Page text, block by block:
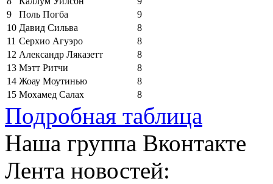
9
Поль Погба
9
10 Давид Сильва
8
11 Серхио Агуэро
8
12 Александр Ляказетт
8
13 Мэтт Ритчи
8
14 Жоау Моутинью
8
15 Мохамед Салах 8
Подробная таблица
Наша группа Вконтакте
Лента новостей: